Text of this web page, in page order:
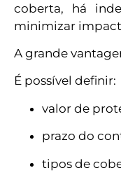
coberta, há
minimizar
A grande
É possível definir:
valor de
prazo do
tipos de